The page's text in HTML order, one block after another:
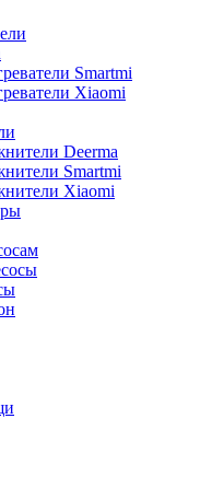
Smartmi
Xiaomi
Deerma
Smartmi
Xiaomi